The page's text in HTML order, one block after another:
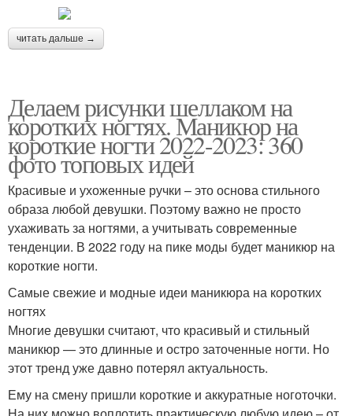
читать дальше →
Делаем рисунки шеллаком на
коротких ногтях. Маникюр на
короткие ногти 2022-2023: 360
фото топовых идей
Красивые и ухоженные ручки – это основа стильного
образа любой девушки. Поэтому важно не просто
ухаживать за ногтями, а учитывать современные
тенденции. В 2022 году на пике моды будет маникюр на
короткие ногти.
Самые свежие и модные идеи маникюра на коротких
ногтях
Многие девушки считают, что красивый и стильный
маникюр — это длинные и остро заточенные ногти. Но
этот тренд уже давно потерял актуальность.
Ему на смену пришли короткие и аккуратные ноготочки.